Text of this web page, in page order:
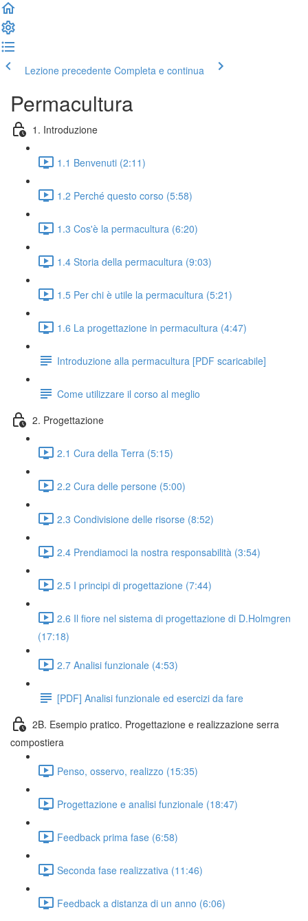
Lezione precedente Completa e continua
Permacultura
1. Introduzione
1.1 Benvenuti (2:11)
1.2 Perché questo corso (5:58)
1.3 Cos'è la permacultura (6:20)
1.4 Storia della permacultura (9:03)
1.5 Per chi è utile la permacultura (5:21)
1.6 La progettazione in permacultura (4:47)
Introduzione alla permacultura [PDF scaricabile]
Come utilizzare il corso al meglio
2. Progettazione
2.1 Cura della Terra (5:15)
2.2 Cura delle persone (5:00)
2.3 Condivisione delle risorse (8:52)
2.4 Prendiamoci la nostra responsabilità (3:54)
2.5 I principi di progettazione (7:44)
2.6 Il fiore nel sistema di progettazione di D.Holmgren
(17:18)
2.7 Analisi funzionale (4:53)
[PDF] Analisi funzionale ed esercizi da fare
2B. Esempio pratico. Progettazione e realizzazione serra
compostiera
Penso, osservo, realizzo (15:35)
Progettazione e analisi funzionale (18:47)
Feedback prima fase (6:58)
Seconda fase realizzativa (11:46)
Feedback a distanza di un anno (6:06)